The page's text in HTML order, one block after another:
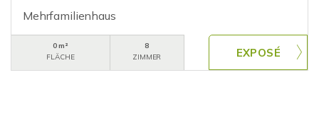
Mehrfamilienhaus
0 m²
FLÄCHE
8
ZIMMER